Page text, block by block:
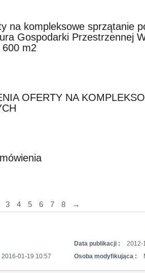
na kompleksowe sprzątanie
Gospodarki Przestrzennej
m2
OFERTY NA
3 4 5 6 7 8 →
Data publikacji :
2012-
2016-01-19 10:57 Osoba modyfikująca :